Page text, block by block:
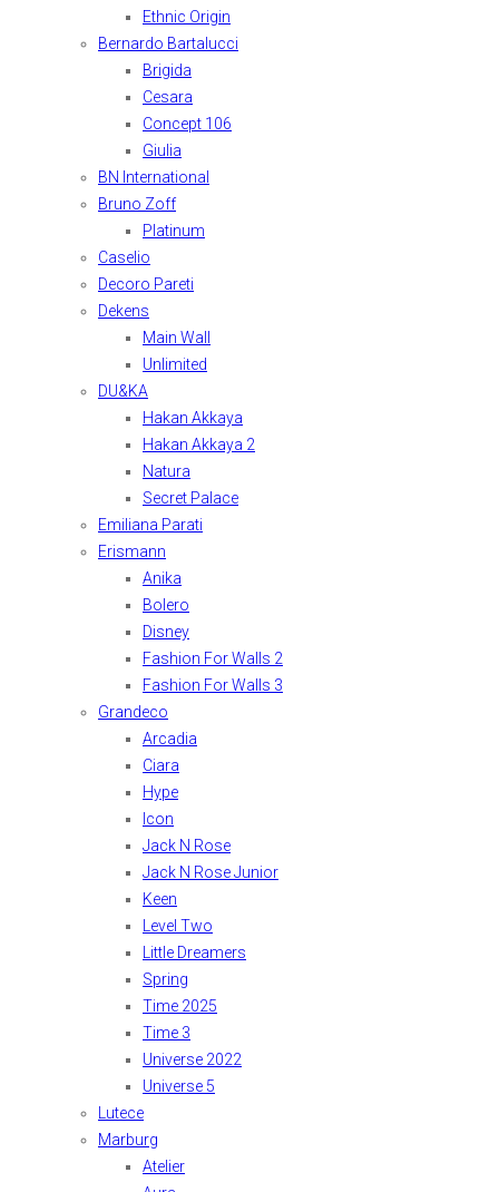
Ethnic Origin
Bernardo Bartalucci
Brigida
Cesara
Concept 106
Giulia
BN International
Bruno Zoff
Platinum
Caselio
Decoro Pareti
Dekens
Main Wall
Unlimited
DU&KA
Hakan Akkaya
Hakan Akkaya 2
Natura
Secret Palace
Emiliana Parati
Erismann
Anika
Bolero
Disney
Fashion For Walls 2
Fashion For Walls 3
Grandeco
Arcadia
Ciara
Hype
Icon
Jack N Rose
Jack N Rose Junior
Keen
Level Two
Little Dreamers
Spring
Time 2025
Time 3
Universe 2022
Universe 5
Lutece
Marburg
Atelier